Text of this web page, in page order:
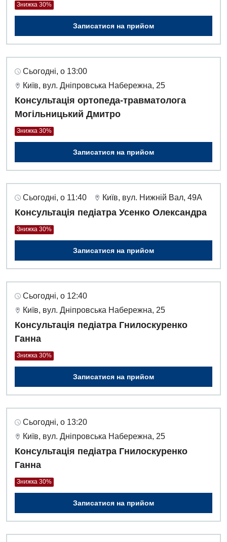
Заходи БПР
Енциклопедія
Діагностика
Діагностичне відділення
Ендоскопічне відділення
Інструментальна діагностика
Для дорослих
Акушерство і гінекологія
Алергологія, імунологія
Декларування
Українська
Російська
Знижка 30%
Записатися на прийом
Сьогодні, о 13:00
Київ, вул. Дніпровська Набережна, 25
Консультація ортопеда-травматолога
Могільницький Дмитро
Знижка 30%
Записатися на прийом
Сьогодні, о 11:40 Київ, вул. Нижній Вал, 49А
Консультація педіатра Усенко Олександра
Знижка 30%
Записатися на прийом
Сьогодні, о 12:40
Київ, вул. Дніпровська Набережна, 25
Консультація педіатра Гнилоскуренко
Ганна
Знижка 30%
Записатися на прийом
Сьогодні, о 13:20
Київ, вул. Дніпровська Набережна, 25
Консультація педіатра Гнилоскуренко
Ганна
Знижка 30%
Записатися на прийом